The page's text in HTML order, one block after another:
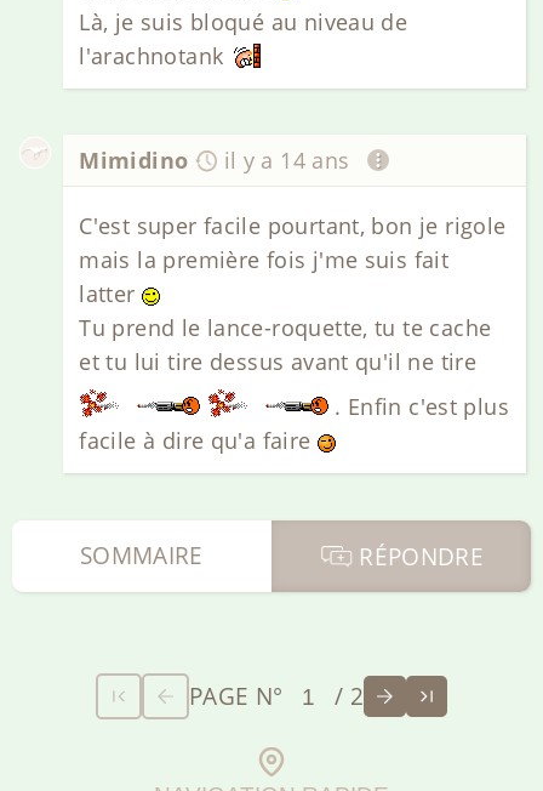
Là, je suis bloqué au niveau de
l'arachnotank
Mimidino il y a 14 ans
C'est super facile pourtant, bon je rigole
mais la première fois j'me suis fait
latter
Tu prend le lance-roquette, tu te cache
et tu lui tire dessus avant qu'il ne tire
. Enfin c'est plus
facile à dire qu'a faire
RÉPONDRE
SOMMAIRE
PAGE N° / 2